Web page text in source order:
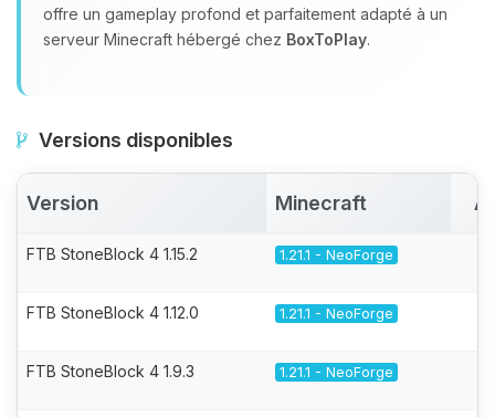
offre un gameplay profond et parfaitement adapté à un
serveur Minecraft hébergé chez BoxToPlay.
Versions disponibles
Version Minecraft
FTB StoneBlock 4 1.15.2 1.21.1 - NeoForge
FTB StoneBlock 4 1.12.0 1.21.1 - NeoForge
FTB StoneBlock 4 1.9.3 1.21.1 - NeoForge